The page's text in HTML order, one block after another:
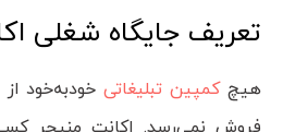
تعریف جایگاه شغلی
هیچکمپین تبلیغاتیخودبه‌خود